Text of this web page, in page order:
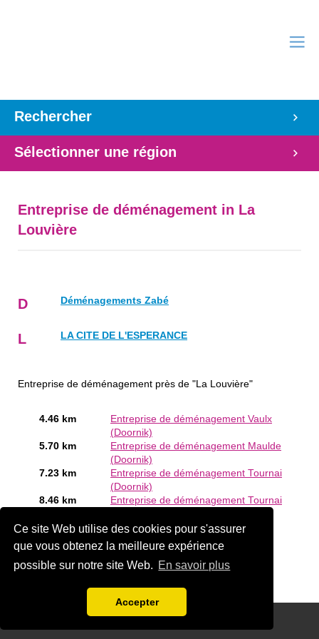
Ce site Web utilise des cookies pour s'assurer
que vous obtenez la meilleure expérience
possible sur notre site Web. En savoir plus
Accepter
Rechercher
Sélectionner une région
Entreprise de déménagement in La
Louvière
D Déménagements Zabé
L LA CITE DE L'ESPERANCE
Entreprise de déménagement près de "La Louvière"
4.46 km
Entreprise de déménagement Vaulx
(Doornik)
5.70 km
Entreprise de déménagement Maulde
(Doornik)
7.23 km
Entreprise de déménagement Tournai
(Doornik)
8.46 km
Entreprise de déménagement Tournai
Êtes-vous ou connaissez-vous un Entreprise de
Ajouter une société
gratuitement